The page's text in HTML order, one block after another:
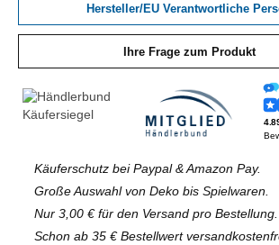
Hersteller/EU Verantwortliche
Ihre Frage zum Produkt
Käuferschutz bei Paypal & Amazon Pay.
Große Auswahl von Deko bis Spielwaren.
Nur 3,00 € für den Versand pro Bestellung.
Schon ab 35 € Bestellwert